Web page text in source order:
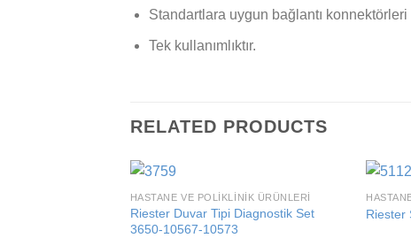
Standartlara uygun bağlantı konnektörleri
Tek kullanımlıktır.
RELATED PRODUCTS
Add to
wishlist
HASTANE VE POLIKLINIK ÜRÜNLERI
Riester Duvar Tipi Diagnostik Set
3650-10567-10573
Riester